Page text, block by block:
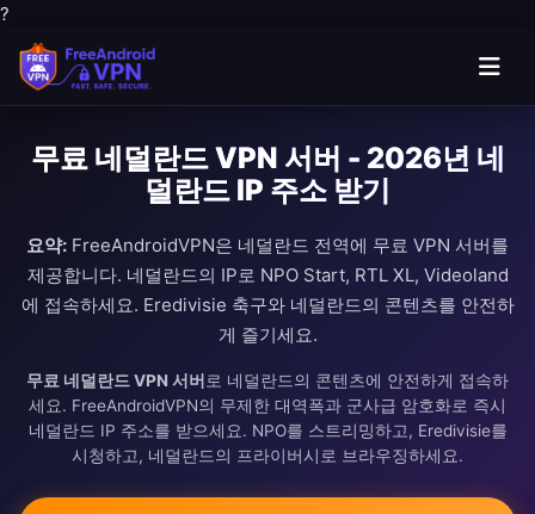
?
무료 네덜란드 VPN 서버 - 2026년 네
덜란드 IP 주소 받기
요약: FreeAndroidVPN은 네덜란드 전역에 무료 VPN 서버를
제공합니다. 네덜란드의 IP로 NPO Start, RTL XL, Videoland
에 접속하세요. Eredivisie 축구와 네덜란드의 콘텐츠를 안전하
게 즐기세요.
무료 네덜란드 VPN 서버 로 네덜란드의 콘텐츠에 안전하게 접속하
세요. FreeAndroidVPN의 무제한 대역폭과 군사급 암호화로 즉시
네덜란드 IP 주소를 받으세요. NPO를 스트리밍하고, Eredivisie를
시청하고, 네덜란드의 프라이버시로 브라우징하세요.